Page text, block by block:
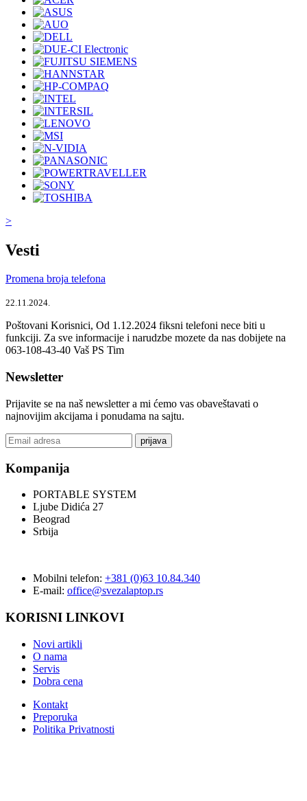
>
Vesti
Promena broja telefona
22.11.2024.
Poštovani Korisnici, Od 1.12.2024 fiksni telefoni nece biti u
funkciji. Za sve informacije i narudzbe mozete da nas dobijete na
063-108-43-40 Vaš PS Tim
Newsletter
Prijavite se na naš newsletter a mi ćemo vas obaveštavati o
najnovijim akcijama i ponudama na sajtu.
prijava
Kompanija
PORTABLE SYSTEM
Ljube Didića 27
Beograd
Srbija
Mobilni telefon: +381 (0)63 10.84.340
E-mail: office@svezalaptop.rs
KORISNI LINKOVI
Novi artikli
O nama
Servis
Dobra cena
Kontakt
Preporuka
Politika Privatnosti